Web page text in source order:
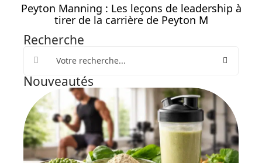
Peyton Manning : Les leçons de leadership à
tirer de la carrière de Peyton M
Recherche
Nouveautés